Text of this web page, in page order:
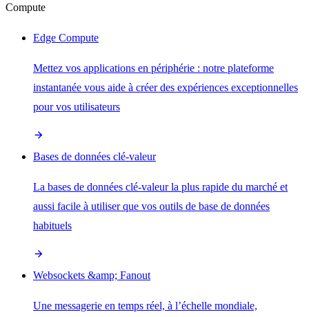
Compute
Edge Compute
Mettez vos applications en périphérie : notre plateforme
instantanée vous aide à créer des expériences exceptionnelles
pour vos utilisateurs
Bases de données clé-valeur
La bases de données clé-valeur la plus rapide du marché et
aussi facile à utiliser que vos outils de base de données
habituels
Websockets &amp; Fanout
Une messagerie en temps réel, à l’échelle mondiale,